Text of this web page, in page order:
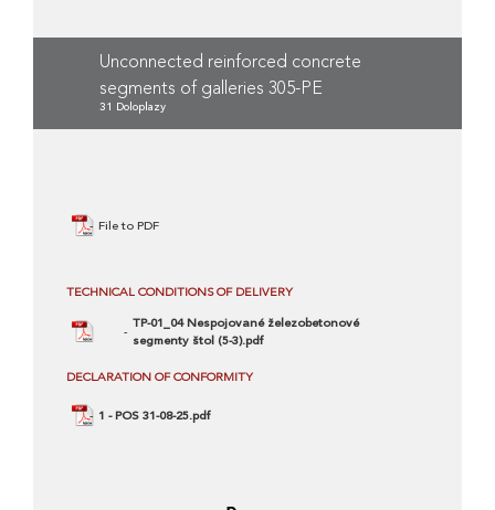
Unconnected reinforced concrete
segments of galleries 305-PE
31 Doloplazy
File to PDF
TECHNICAL CONDITIONS OF DELIVERY
TP-01_04 Nespojované železobetonové
segmenty štol (5-3).pdf
DECLARATION OF CONFORMITY
1 - POS 31-08-25.pdf